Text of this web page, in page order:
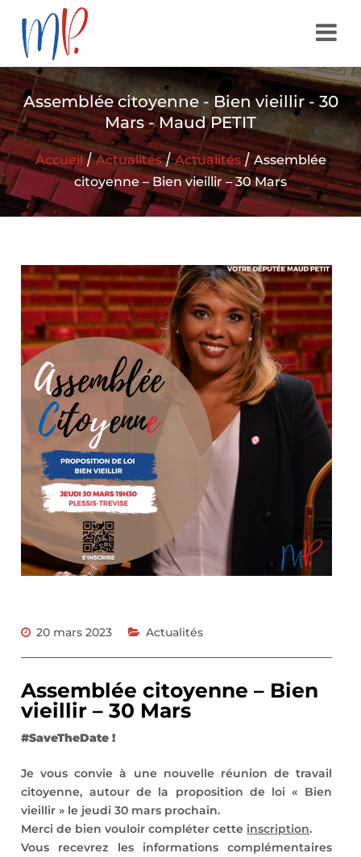
Assemblée citoyenne - Bien vieillir - 30
Mars - Maud PETIT
Accueil/Actualités/Actualités/Assemblée
citoyenne – Bien vieillir – 30 Mars
20 mars 2023 Actualités
Assemblée citoyenne – Bien
vieillir – 30 Mars
#SaveTheDate !
Je vous convie à une nouvelle réunion de travail
citoyenne, autour de la proposition de loi « Bien
vieillir » le jeudi 30 mars prochain.
Merci de bien vouloir compléter cette inscription.
Vous recevrez les informations complémentaires